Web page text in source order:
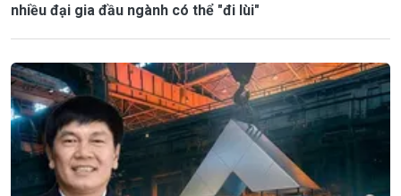
nhiều đại gia đầu ngành có thể "đi lùi"